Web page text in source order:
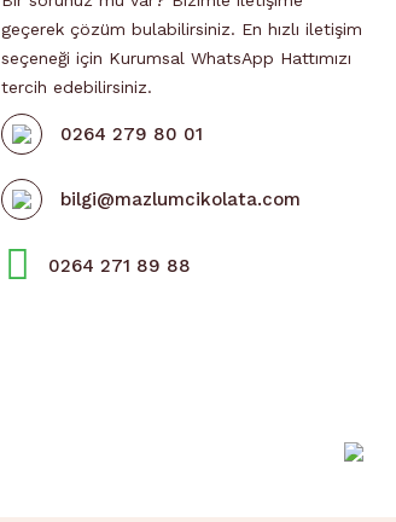
geçerek çözüm bulabilirsiniz. En hızlı iletişim
seçeneği için Kurumsal WhatsApp Hattımızı
tercih edebilirsiniz.
0264 279 80 01
bilgi@mazlumcikolata.com
0264 271 89 88